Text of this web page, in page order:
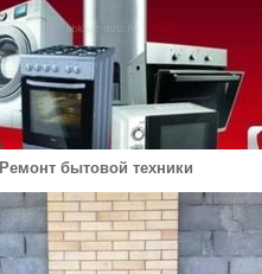
Ремонт бытовой техники